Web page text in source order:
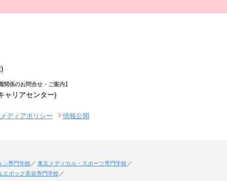
係のお問合せ・ご案内】
ャリアセンター)
ディアポリシー 情報公開
ン専門学校
東京メディカル・スポーツ専門学校
エポック美容専門学校